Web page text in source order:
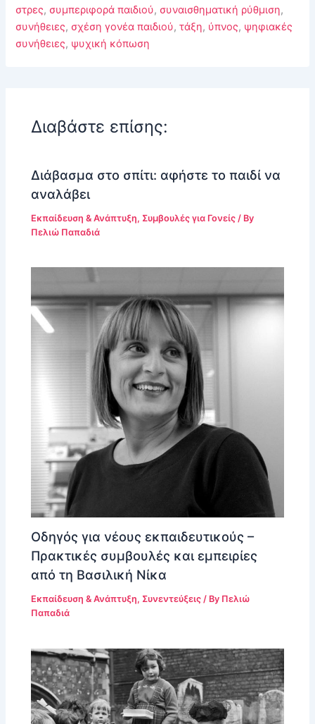
στρες, συμπεριφορά παιδιού, συναισθηματική ρύθμιση,
συνήθειες, σχέση γονέα παιδιού,τάξη, ύπνος, ψηφιακές
συνήθειες, ψυχική κόπωση
Διαβάστε επίσης:
Διάβασμα στο σπίτι: αφήστε το παιδί να
αναλάβει
Εκπαίδευση & Ανάπτυξη, Συμβουλές για Γονείς / By
Πελιώ Παπαδιά
Οδηγός για νέους εκπαιδευτικούς –
Πρακτικές συμβουλές και εμπειρίες
από τη Βασιλική Νίκα
Εκπαίδευση & Ανάπτυξη, Συνεντεύξεις / By Πελιώ
Παπαδιά